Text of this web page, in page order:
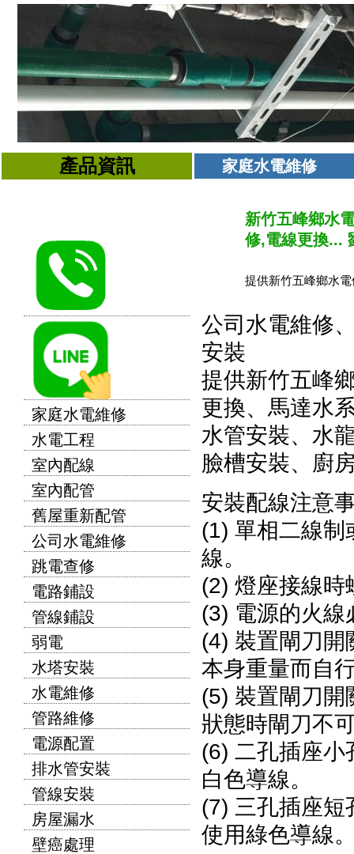
產品資訊 家庭水電維修
家庭水電維修
水電工程
室內配線
室內配管
舊屋重新配管
公司水電維修
跳電查修
電路鋪設
管線鋪設
弱電
水塔安裝
水電維修
管路維修
電源配置
排水管安裝
管線安裝
房屋漏水
壁癌處理
新竹五峰鄉水
修,電線更換...
提供新竹五峰鄉水
公司水電維修
安裝
提供新竹五峰
更換、馬達水
水管安裝、水
臉槽安裝、廚
安裝配線注意
(1) 單相二線制
線。
(2) 燈座接線時
(3) 電源的火線
(4) 裝置閘刀開
本身重量而自
(5) 裝置閘刀開
狀態時閘刀不
(6) 二孔插座小
白色導線。
(7) 三孔插座短
使用綠色導線